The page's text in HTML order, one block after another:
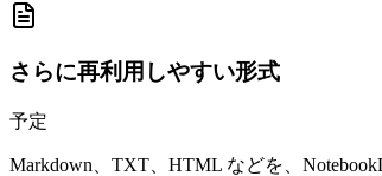
さらに再利用しやすい形式
予定
Markdown、TXT、HTML などを、